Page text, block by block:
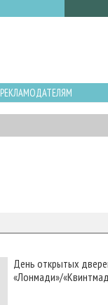
РЕКЛАМОДАТЕЛЯМ
День открытых
«Лонмади»/